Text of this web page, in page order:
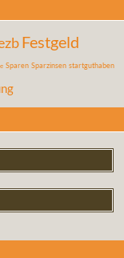
Festgeld
Sparen Sparzinsen startguthaben